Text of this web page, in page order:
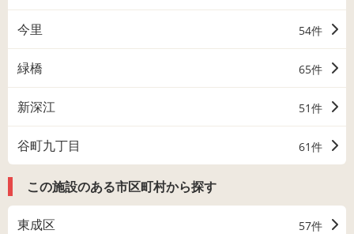
今里 54件
緑橋 65件
新深江 51件
谷町九丁目 61件
この施設のある市区町村から探す
東成区 57件